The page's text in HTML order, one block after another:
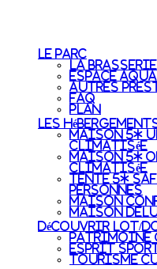
Le Parc
La Brasserie
Espace
Autres
FAQ
Plan
Les
Maison 5*
Climatisée
Maison 5*
Climatisée
Tente 5*
personnes
Maison
Maison
Découvrir Lot/
Esprit sport
Tourisme